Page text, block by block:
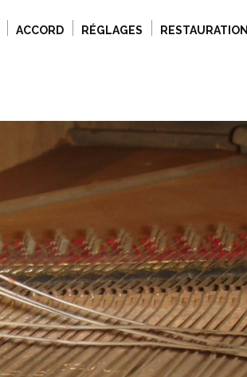
ACCORD RÉGLAGES RESTAURATION